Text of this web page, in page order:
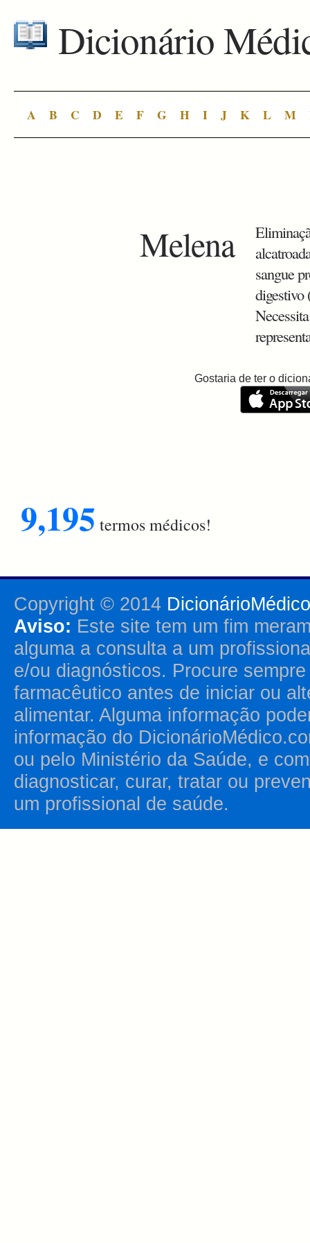
Dicionário
A B C D E F G H I J K L M
Melena
sangue
digestivo
Gostaria de ter o
9,195 termos médicos!
Copyright © 2014
Aviso: Este site tem um fim
alguma a consulta a um
e/ou diagnósticos. Procure
farmacêutico antes de iniciar ou
alimentar. Alguma informação
informação do
ou pelo Ministério da Saúde, e
diagnosticar, curar, tratar ou
um profissional de saúde.